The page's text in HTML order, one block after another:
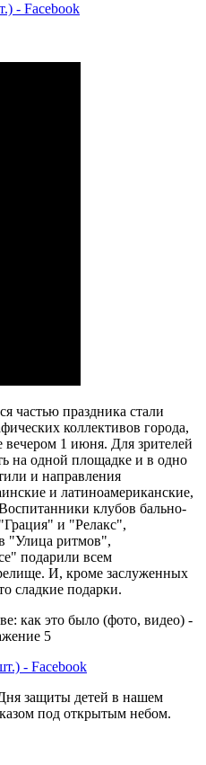
- Facebook
частью праздника стали
коллективов города,
1 июня. Для зрителей
на одной площадке и в одно
и направления
и латиноамериканские,
клубов бально-
и "Релакс",
"Улица ритмов",
подарили всем
И, кроме заслуженных
сладкие подарки.
- Facebook
защиты детей в нашем
под открытым небом.